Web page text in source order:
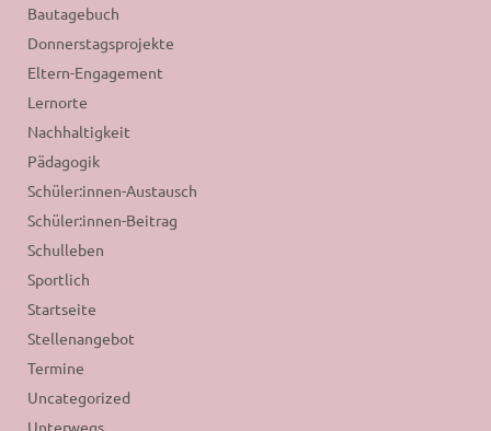
Bautagebuch
Donnerstagsprojekte
Eltern-Engagement
Lernorte
Nachhaltigkeit
Pädagogik
Schüler:innen-Austausch
Schüler:innen-Beitrag
Schulleben
Sportlich
Startseite
Stellenangebot
Termine
Uncategorized
Unterwegs